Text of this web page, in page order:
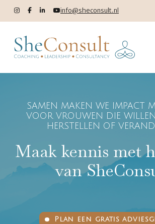
info@sheconsult.nl
SAMEN MAKEN WE IMPACT
VOOR VROUWEN DIE
HERSTELLEN OF
Maak kennis met
van
Plan een gratis